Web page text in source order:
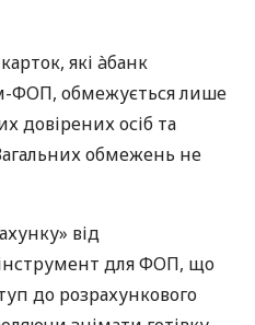
які àбанк
ФОП, обмежується лише
довірених осіб та
обмежень не
від
для ФОП, що
до розрахункового